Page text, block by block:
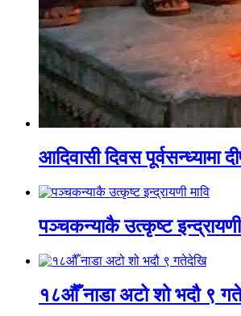
आदिवासी दिवस पूर्वसन्ध्यामा
पञ्चकन्याकै उत्कृष्ट इन्द्रायणी
१८औँ नाडा अटो शो भदौ ९